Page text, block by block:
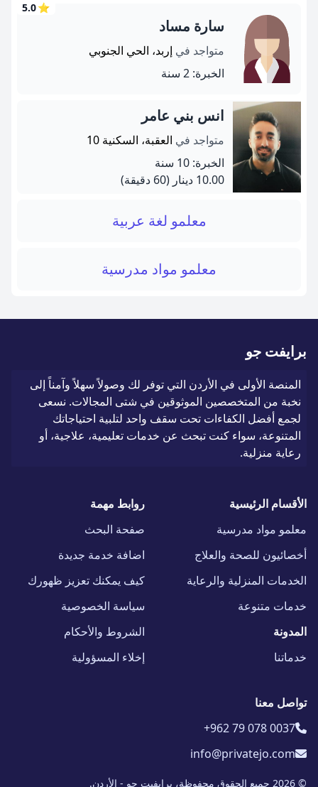
⭐
5.0
سارة مساد
متواجد في إربد، الحي الجنوبي
الخبرة: 2 سنة
انس بني عامر
متواجد في العقبة، السكنية 10
الخبرة: 10 سنة
10.00 دينار
(60 دقيقة)
معلمو لغة عربية
معلمو مواد مدرسية
برايفت جو
المنصة الأولى في الأردن التي توفر لك وصولاً سهلاً وآمناً إلى
نخبة من المتخصصين الموثوقين في شتى المجالات. نسعى
لجمع أفضل الكفاءات تحت سقف واحد لتلبية احتياجاتك
المتنوعة، سواء كنت تبحث عن خدمات تعليمية، علاجية، أو
رعاية منزلية.
الأقسام الرئيسية
معلمو مواد مدرسية
أخصائيون للصحة والعلاج
الخدمات المنزلية والرعاية
خدمات متنوعة
المدونة
خدماتنا
روابط مهمة
صفحة البحث
اضافة خدمة جديدة
كيف يمكنك تعزيز ظهورك
سياسة الخصوصية
الشروط والأحكام
إخلاء المسؤولية
تواصل معنا
+962 79 078 0037
info@privatejo.com
© 2026 جميع الحقوق محفوظة، برايفيت جو - الأردن.